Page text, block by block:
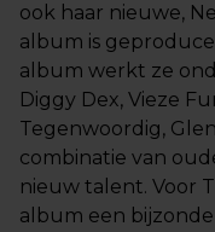
ook haar nieuwe,
album is
album werkt ze
Diggy Dex, Vieze
Tegenwoordig,
combinatie van
nieuw talent. Voor
album een